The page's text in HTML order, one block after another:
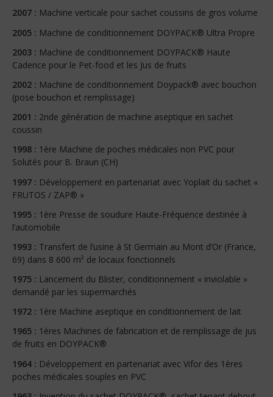
2007 : Machine verticale pour sachet coussins de gros volume
2005 : Machine de conditionnement DOYPACK® Ultra Propre
2003 : Machine de conditionnement DOYPACK® Haute
Cadence pour le Pet-food et les Jus de fruits
2002 : Machine de conditionnement Doypack® avec bouchon
(pose bouchon et remplissage)
2001 : 2nde génération de machine aseptique en sachet
coussin
1998 : 1ère Machine de poches médicales non PVC pour
Solutés pour B. Braun (CH)
1997 : Développement en partenariat avec Yoplait du sachet «
FRUTOS / ZAP® »
1995 : 1ère Presse de soudure Haute-Fréquence destinée à
l’automobile
1993 : Transfert de l’usine à St Germain au Mont d’Or (France,
69) dans 8 600 m² de locaux fonctionnels
1975 : Lancement du Blister, conditionnement « inviolable »
demandé par les supermarchés
1972 : 1ère Machine aseptique en conditionnement de lait
1965 : 1ères Machines de fabrication et de remplissage de jus
de fruits en DOYPACK®
1964 : Développement en partenariat avec Vifor des 1ères
poches médicales souples en PVC